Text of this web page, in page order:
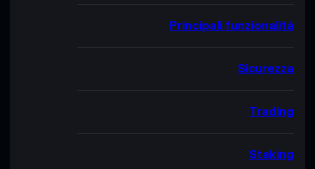
Principali funzionalità
Sicurezza
Trading
Staking